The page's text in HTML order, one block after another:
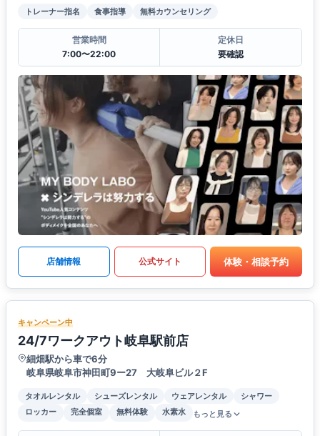
トレーナー指名 食事指導 無料カウンセリング
営業時間
7:00〜22:00
定休日
要確認
店舗情報 公式サイト 体験・相談予約
キャンペーン中
24/7ワークアウト岐阜駅前店
細畑駅から車で6分
岐阜県岐阜市神田町9ー27 大岐阜ビル２F
タオルレンタル シューズレンタル ウェアレンタル
シャワー
ロッカー
完全個室 無料体験 水素水 もっと見る